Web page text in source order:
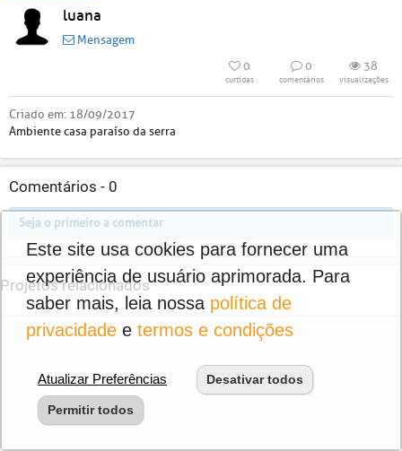
luana
Mensagem
0
curtidas
0
comentários
38
visualizações
Criado em: 18/09/2017
Ambiente casa paraíso da serra
Comentários - 0
Seja o primeiro a comentar
Projetos relacionados
Este site usa cookies para fornecer uma
experiência de usuário aprimorada. Para
saber mais, leia nossa política de
privacidadee termos e condições
Atualizar Preferências Desativar todos
Permitir todos